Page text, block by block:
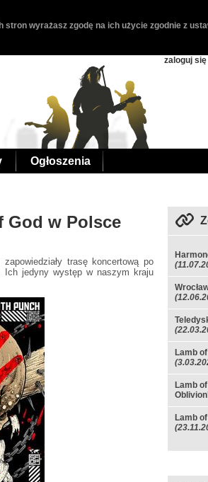
wyrażasz zgodę na ich użycie zgodnie z
zaloguj się
Ogłoszenia
God w Polsce
zapowiedziały trasę koncertową po
Ich jedyny występ w naszym kraju
Lamb
Lamb
Lamb